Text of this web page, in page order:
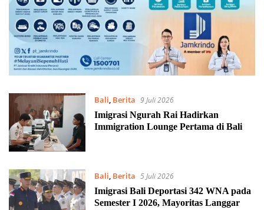
Bali, Berita 9 Juli 2026
Imigrasi Ngurah Rai Hadirkan
Immigration Lounge Pertama di Bali
Bali, Berita 5 Juli 2026
Imigrasi Bali Deportasi 342 WNA pada
Semester I 2026, Mayoritas Langgar